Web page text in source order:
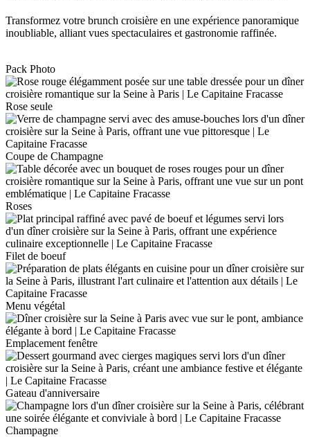
Transformez votre brunch croisière en une expérience panoramique
inoubliable, alliant vues spectaculaires et gastronomie raffinée.
Pack Photo
Rose seule
Coupe de Champagne
Roses
Filet de boeuf
Menu végétal
Emplacement fenêtre
Gateau d'anniversaire
Champagne